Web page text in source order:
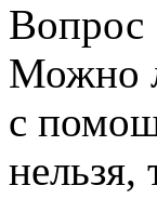
Вопрос
Можно
с
нельзя,